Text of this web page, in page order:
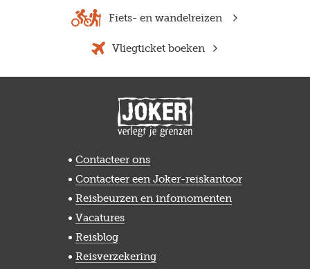
Fiets- en wandelreizen
Vliegticket boeken
Contacteer ons
Contacteer een Joker-reiskantoor
Reisbeurzen en infomomenten
Vacatures
Reisblog
Reisverzekering